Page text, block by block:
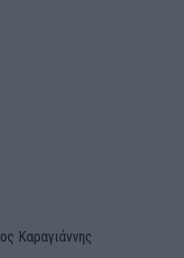
Καραγιάννης